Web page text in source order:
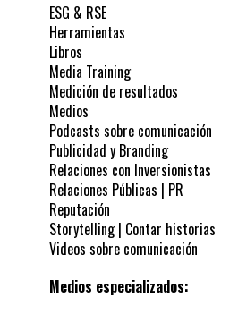
ESG & RSE
Herramientas
Libros
Media Training
Medición de resultados
Medios
Podcasts sobre comunicación
Publicidad y Branding
Relaciones con Inversionistas
Relaciones Públicas | PR
Reputación
Storytelling | Contar historias
Videos sobre comunicación
Medios especializados: